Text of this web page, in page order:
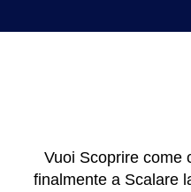
Vuoi Scoprire come
finalmente a Scalare